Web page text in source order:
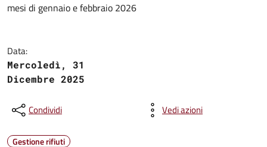
mesi di gennaio e febbraio 2026
Data:
Mercoledì, 31
Dicembre 2025
Condividi Vedi azioni
Gestione rifiuti